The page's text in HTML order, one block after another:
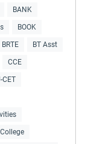
BANK
BOOK
BRTE BT Asst
CCE
CET
College